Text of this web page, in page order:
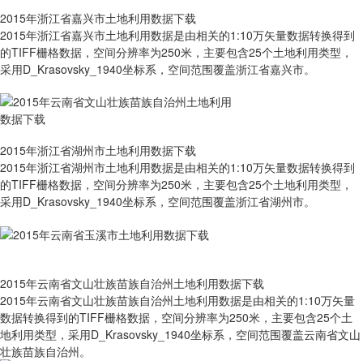
2015年浙江省嘉兴市土地利用数据下载
2015年浙江省嘉兴市土地利用数据是由相关的1:10万矢量数据转换得到
的TIFF栅格数据，空间分辨率为250米，主要包含25个土地利用类型，
采用D_Krasovsky_1940坐标系，空间范围覆盖浙江省嘉兴市。
2015年浙江省湖州市土地利用数据下载
2015年浙江省湖州市土地利用数据是由相关的1:10万矢量数据转换得到
的TIFF栅格数据，空间分辨率为250米，主要包含25个土地利用类型，
采用D_Krasovsky_1940坐标系，空间范围覆盖浙江省湖州市。
2015年云南省文山壮族苗族自治州土地利用数据下载
2015年云南省文山壮族苗族自治州土地利用数据是由相关的1:10万矢量
数据转换得到的TIFF栅格数据，空间分辨率为250米，主要包含25个土
地利用类型，采用D_Krasovsky_1940坐标系，空间范围覆盖云南省文山
壮族苗族自治州。